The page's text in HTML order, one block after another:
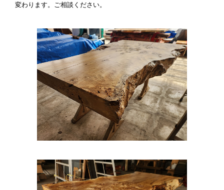
変わります。ご相談ください。